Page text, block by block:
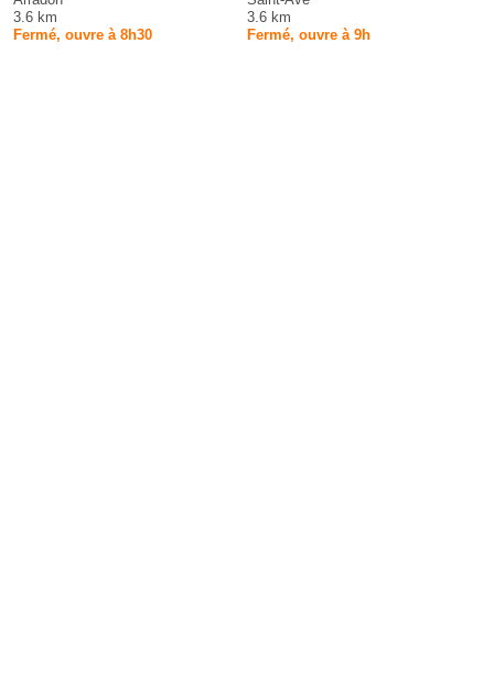
3.6 km
Fermé, ouvre à 8h30
3.6 km
Fermé, ouvre à 9h